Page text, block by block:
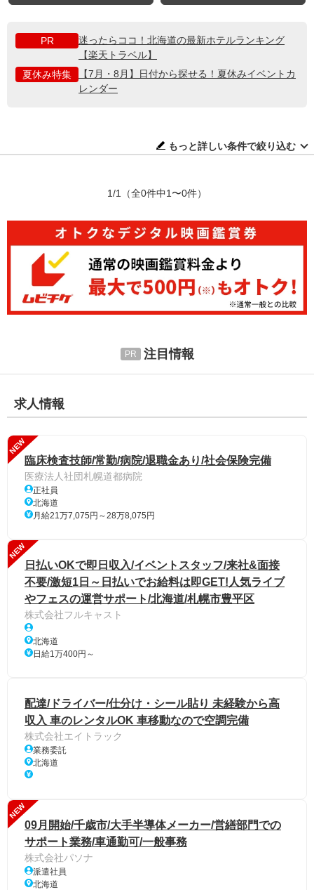
PR
迷ったらココ！北海道の最新ホテルランキング
【楽天トラベル】
夏休み特集
【7月・8月】日付から探せる！夏休みイベントカ
レンダー
もっと詳しい条件で絞り込む
1/1 （全0件中1〜0件）
注目情報
求人情報
NEW
臨床検査技師/常勤/病院/退職金あり/社会保険完備
医療法人社団札幌道都病院
正社員
北海道
月給21万7,075円～28万8,075円
NEW
日払いOKで即日収入/イベントスタッフ/来社&面接
不要/激短1日～日払いでお給料は即GET!人気ライブ
やフェスの運営サポート/北海道/札幌市豊平区
株式会社フルキャスト
北海道
日給1万400円～
配達/ドライバー/仕分け・シール貼り 未経験から高
収入 車のレンタルOK 車移動なので空調完備
株式会社エイトラック
業務委託
北海道
NEW
09月開始/千歳市/大手半導体メーカー/営繕部門での
サポート業務/車通勤可/一般事務
株式会社パソナ
派遣社員
北海道